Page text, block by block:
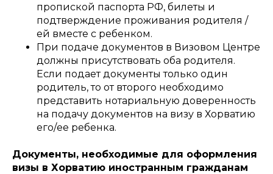
пропиской паспорта РФ, билеты и
подтверждение проживания родителя /
ей вместе с ребенком.
При подаче документов в Визовом Центре
должны присутствовать оба родителя.
Если подает документы только один
родитель, то от второго необходимо
представить нотариальную доверенность
на подачу документов на визу в Хорватию
его/ее ребенка.
Документы, необходимые для оформления
визы в Хорватию иностранным гражданам